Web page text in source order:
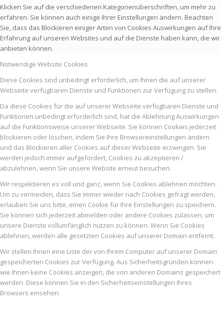
Klicken Sie auf die verschiedenen Kategorienüberschriften, um mehr zu
erfahren. Sie können auch einige Ihrer Einstellungen ändern. Beachten
Sie, dass das Blockieren einiger Arten von Cookies Auswirkungen auf Ihre
Erfahrung auf unseren Websites und auf die Dienste haben kann, die wir
anbieten können.
Notwendige Website Cookies
Diese Cookies sind unbedingt erforderlich, um Ihnen die auf unserer
Webseite verfügbaren Dienste und Funktionen zur Verfügung zu stellen.
Da diese Cookies für die auf unserer Webseite verfügbaren Dienste und
Funktionen unbedingt erforderlich sind, hat die Ablehnung Auswirkungen
auf die Funktionsweise unserer Webseite. Sie können Cookies jederzeit
blockieren oder löschen, indem Sie Ihre Browsereinstellungen ändern
und das Blockieren aller Cookies auf dieser Webseite erzwingen. Sie
werden jedoch immer aufgefordert, Cookies zu akzeptieren /
abzulehnen, wenn Sie unsere Website erneut besuchen.
Wir respektieren es voll und ganz, wenn Sie Cookies ablehnen möchten.
Um zu vermeiden, dass Sie immer wieder nach Cookies gefragt werden,
erlauben Sie uns bitte, einen Cookie für Ihre Einstellungen zu speichern.
Sie können sich jederzeit abmelden oder andere Cookies zulassen, um
unsere Dienste vollumfänglich nutzen zu können. Wenn Sie Cookies
ablehnen, werden alle gesetzten Cookies auf unserer Domain entfernt.
Wir stellen Ihnen eine Liste der von Ihrem Computer auf unserer Domain
gespeicherten Cookies zur Verfügung. Aus Sicherheitsgründen können
wie Ihnen keine Cookies anzeigen, die von anderen Domains gespeichert
werden. Diese können Sie in den Sicherheitseinstellungen Ihres
Browsers einsehen.